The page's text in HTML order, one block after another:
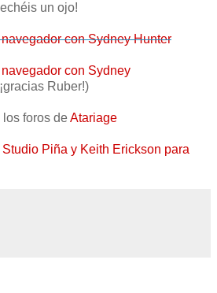
un ojo!
con Sydney Hunter
con Sydney
Ruber!)
los foros deAtariage
Piña y Keith Erickson para